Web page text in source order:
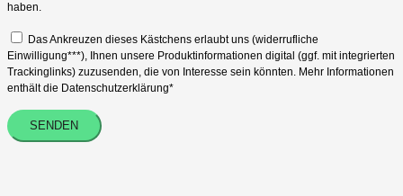
haben.
Das Ankreuzen dieses Kästchens erlaubt uns (widerrufliche
Einwilligung***), Ihnen unsere Produktinformationen digital (ggf. mit integrierten
Trackinglinks) zuzusenden, die von Interesse sein könnten. Mehr Informationen
enthält die Datenschutzerklärung*